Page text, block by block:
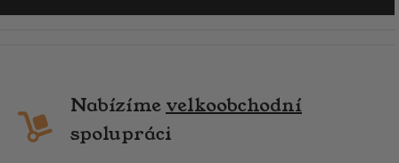
Nabízíme velkoobchodní
spolupráci